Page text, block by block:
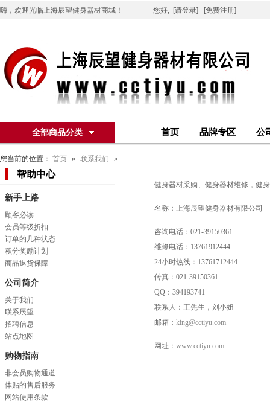
嗨，欢迎光临上海辰望健身器材商城！ 您好, [请登录] [免费注册]
全部商品分类 首页 品牌专区 公
您当前的位置： 首页 » 联系我们 »
帮助中心
新手上路
顾客必读
会员等级折扣
订单的几种状态
积分奖励计划
商品退货保障
公司简介
关于我们
联系辰望
招聘信息
站点地图
购物指南
非会员购物通道
体贴的售后服务
网站使用条款
健身器材采购、健身器材维修，健
名称：上海辰望健身器材有限公司
咨询电话：021-39150361
维修电话：13761912444
24小时热线：13761712444
传真：021-39150361
QQ：394193741
联系人：王先生，刘小姐
邮箱： king@cctiyu.com
网址： www.cctiyu.com